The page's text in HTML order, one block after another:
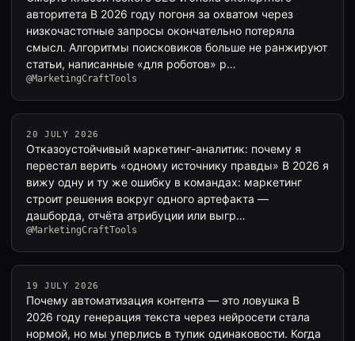
авторитета В 2026 году погоня за охватом через
низкочастотные запросы окончательно потеряла
смысл. Алгоритмы поисковиков больше не ранжируют
статьи, написанные «для роботов» р…
@MarketingCraftTools
20 JULY 2026
Отказоустойчивый маркетинг-аналитик: почему я
перестал верить «одному источнику правды» В 2026 я
вижу одну и ту же ошибку в командах: маркетинг
строит решения вокруг одного артефакта —
дашборда, отчёта атрибуции или выгр…
@MarketingCraftTools
19 JULY 2026
Почему автоматизация контента — это ловушка В
2026 году генерация текста через нейросети стала
нормой, но мы уперлись в тупик одинаковости. Когда